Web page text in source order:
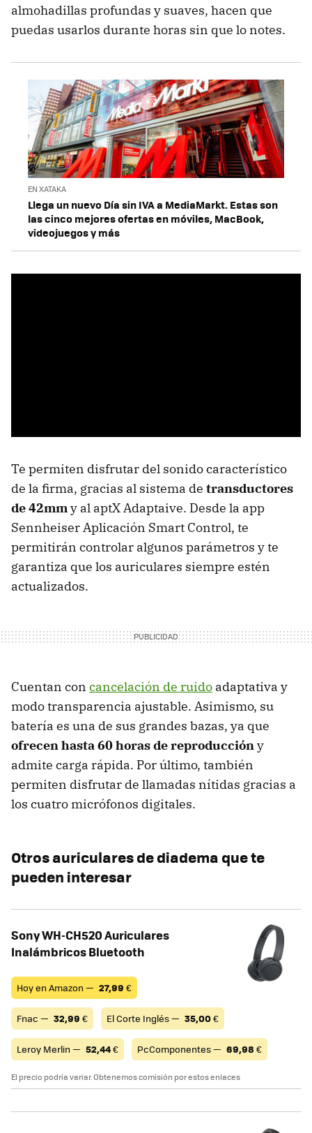
almohadillas profundas y suaves, hacen que
puedas usarlos durante horas sin que lo notes.
EN XATAKA
Llega un nuevo Día sin IVA a MediaMarkt. Estas son
las cinco mejores ofertas en móviles, MacBook,
videojuegos y más
Te permiten disfrutar del sonido característico
de la firma, gracias al sistema de transductores
de 42mmy al aptX Adaptaive. Desde la app
Sennheiser Aplicación Smart Control, te
permitirán controlar algunos parámetros y te
garantiza que los auriculares siempre estén
actualizados.
Cuentan con cancelación de ruido adaptativa y
modo transparencia ajustable. Asimismo, su
batería es una de sus grandes bazas, ya que
ofrecen hasta 60 horas de reproduccióny
admite carga rápida. Por último, también
permiten disfrutar de llamadas nítidas gracias a
los cuatro micrófonos digitales.
Otros auriculares de diadema que te
pueden interesar
Sony WH-CH520 Auriculares
Inalámbricos Bluetooth
Hoy en Amazon — 27,99 €
Fnac — 32,99 € El Corte Inglés — 35,00€
Leroy Merlin — 52,44€ PcComponentes — 69,98 €
El precio podría variar. Obtenemos comisión por estos enlaces